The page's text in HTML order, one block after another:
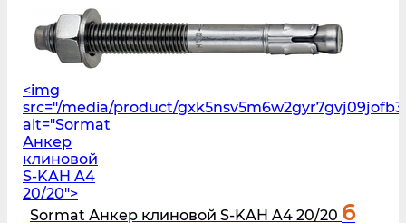
<img
src="/media/product/
alt="Sormat
Анкер
клиновой
S‑KAH A4
20/20">
Sormat Анкер клиновой S‑KAH A4 20/20 6